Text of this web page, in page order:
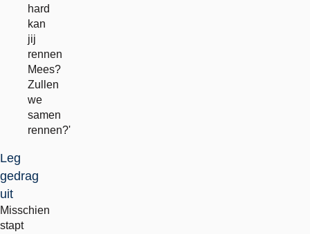
hard
kan
jij
rennen
Mees?
Zullen
we
samen
rennen?'
Leg
gedrag
uit
Misschien
stapt